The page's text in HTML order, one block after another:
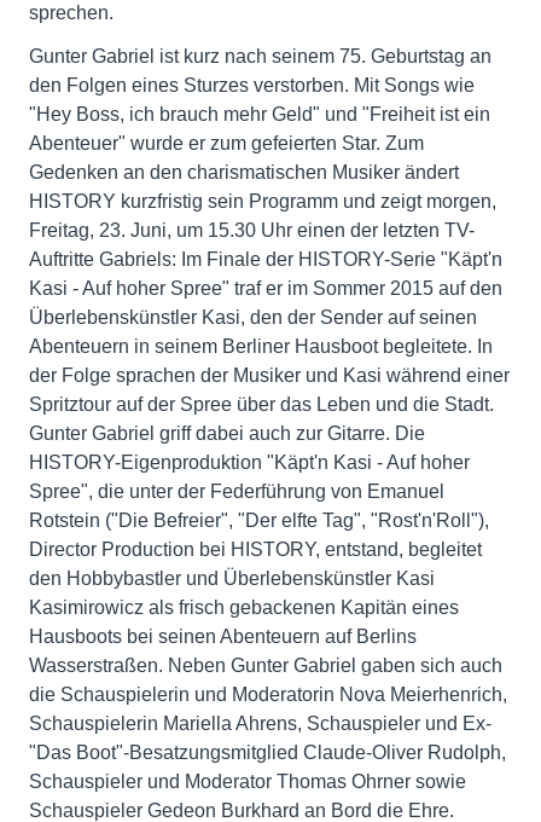
sprechen.
Gunter Gabriel ist kurz nach seinem 75. Geburtstag an
den Folgen eines Sturzes verstorben. Mit Songs wie
"Hey Boss, ich brauch mehr Geld" und "Freiheit ist ein
Abenteuer" wurde er zum gefeierten Star. Zum
Gedenken an den charismatischen Musiker ändert
HISTORY kurzfristig sein Programm und zeigt morgen,
Freitag, 23. Juni, um 15.30 Uhr einen der letzten TV-
Auftritte Gabriels: Im Finale der HISTORY-Serie "Käpt'n
Kasi - Auf hoher Spree" traf er im Sommer 2015 auf den
Überlebenskünstler Kasi, den der Sender auf seinen
Abenteuern in seinem Berliner Hausboot begleitete. In
der Folge sprachen der Musiker und Kasi während einer
Spritztour auf der Spree über das Leben und die Stadt.
Gunter Gabriel griff dabei auch zur Gitarre. Die
HISTORY-Eigenproduktion "Käpt'n Kasi - Auf hoher
Spree", die unter der Federführung von Emanuel
Rotstein ("Die Befreier", "Der elfte Tag", "Rost'n'Roll"),
Director Production bei HISTORY, entstand, begleitet
den Hobbybastler und Überlebenskünstler Kasi
Kasimirowicz als frisch gebackenen Kapitän eines
Hausboots bei seinen Abenteuern auf Berlins
Wasserstraßen. Neben Gunter Gabriel gaben sich auch
die Schauspielerin und Moderatorin Nova Meierhenrich,
Schauspielerin Mariella Ahrens, Schauspieler und Ex-
"Das Boot"-Besatzungsmitglied Claude-Oliver Rudolph,
Schauspieler und Moderator Thomas Ohrner sowie
Schauspieler Gedeon Burkhard an Bord die Ehre.